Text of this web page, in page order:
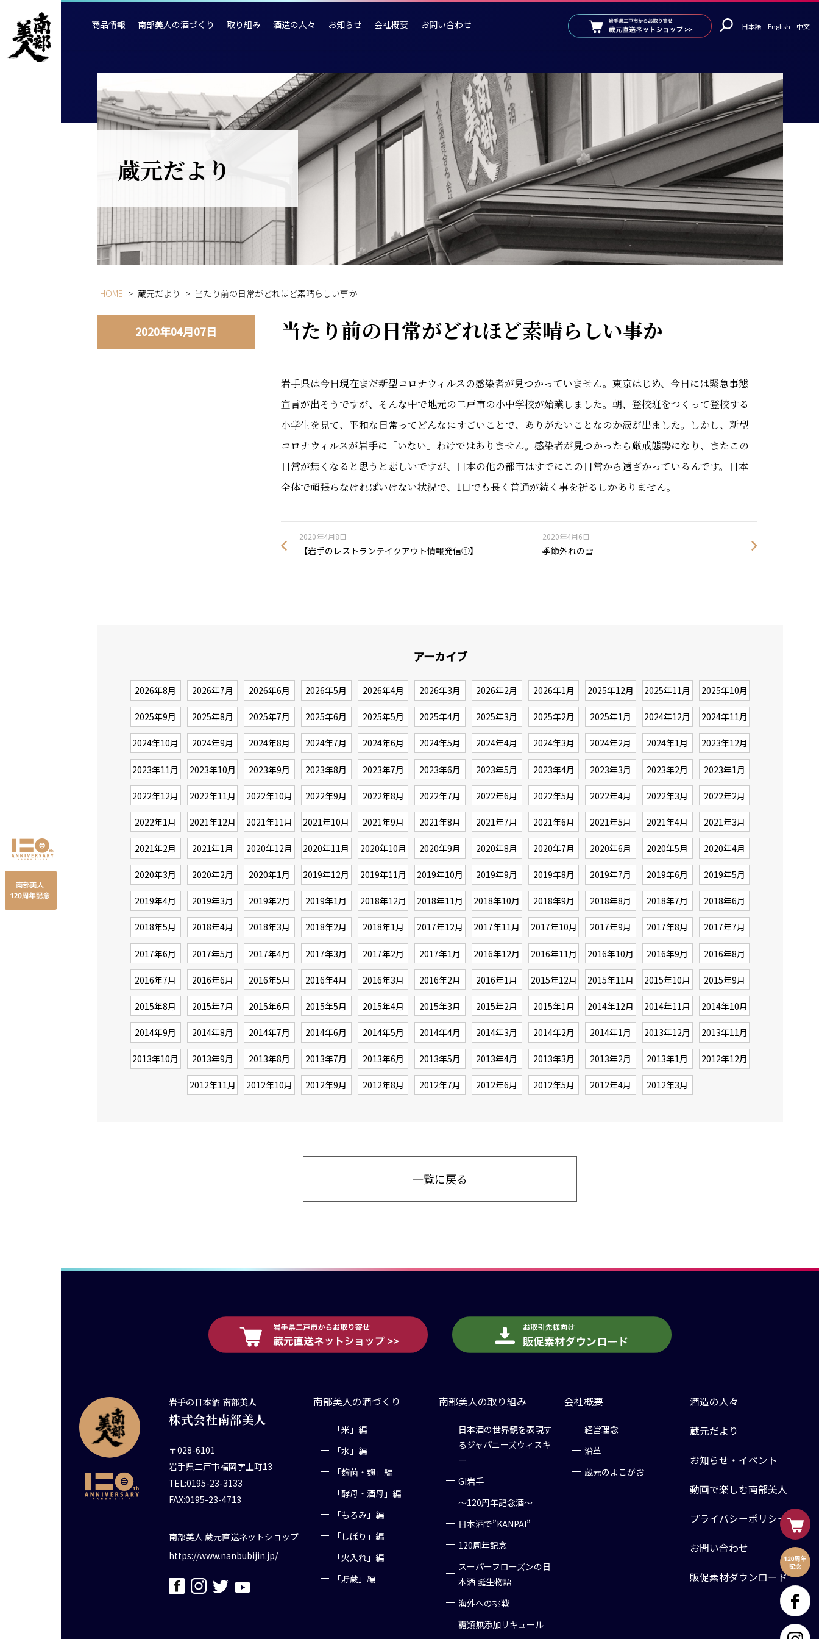
商品情報 南部美人の酒づくり 取り組み 酒造の人々 お知らせ 会社概要 お問い合わせ 日本語 English 中文
蔵元だより
HOME > 蔵元だより > 当たり前の日常がどれほど素晴らしい事か
2020年04月07日 当たり前の日常がどれほど素晴らしい事か
岩手県は今日現在まだ新型コロナウィルスの感染者が見つかっていません。東京はじめ、今日には緊急事態
宣言が出そうですが、そんな中で地元の二戸市の小中学校が始業しました。朝、登校班をつくって登校する
小学生を見て、平和な日常ってどんなにすごいことで、ありがたいことなのか涙が出ました。しかし、新型
コロナウィルスが岩手に「いない」わけではありません。感染者が見つかったら厳戒態勢になり、またこの
日常が無くなると思うと悲しいですが、日本の他の都市はすでにこの日常から遠ざかっているんです。日本
全体で頑張らなければいけない状況で、1日でも長く普通が続く事を祈るしかありません。
2020年4月8日
【岩手のレストランテイクアウト情報発信①】
2020年4月6日
季節外れの雪
アーカイブ
2026年8月 2026年7月 2026年6月 2026年5月 2026年4月 2026年3月 2026年2月 2026年1月 2025年12月 2025年11月 2025年10月
2025年9月 2025年8月 2025年7月 2025年6月 2025年5月 2025年4月 2025年3月 2025年2月 2025年1月 2024年12月 2024年11月
2024年10月 2024年9月 2024年8月 2024年7月 2024年6月 2024年5月 2024年4月 2024年3月 2024年2月 2024年1月 2023年12月
2023年11月 2023年10月 2023年9月 2023年8月 2023年7月 2023年6月 2023年5月 2023年4月 2023年3月 2023年2月 2023年1月
2022年12月 2022年11月 2022年10月 2022年9月 2022年8月 2022年7月 2022年6月 2022年5月 2022年4月 2022年3月 2022年2月
2022年1月 2021年12月 2021年11月 2021年10月 2021年9月 2021年8月 2021年7月 2021年6月 2021年5月 2021年4月 2021年3月
2021年2月 2021年1月 2020年12月 2020年11月 2020年10月 2020年9月 2020年8月 2020年7月 2020年6月 2020年5月 2020年4月
2020年3月 2020年2月 2020年1月 2019年12月 2019年11月 2019年10月 2019年9月 2019年8月 2019年7月 2019年6月 2019年5月
2019年4月 2019年3月 2019年2月 2019年1月 2018年12月 2018年11月 2018年10月 2018年9月 2018年8月 2018年7月 2018年6月
2018年5月 2018年4月 2018年3月 2018年2月 2018年1月 2017年12月 2017年11月 2017年10月 2017年9月 2017年8月 2017年7月
2017年6月 2017年5月 2017年4月 2017年3月 2017年2月 2017年1月 2016年12月 2016年11月 2016年10月 2016年9月 2016年8月
2016年7月 2016年6月 2016年5月 2016年4月 2016年3月 2016年2月 2016年1月 2015年12月 2015年11月 2015年10月 2015年9月
2015年8月 2015年7月 2015年6月 2015年5月 2015年4月 2015年3月 2015年2月 2015年1月 2014年12月 2014年11月 2014年10月
2014年9月 2014年8月 2014年7月 2014年6月 2014年5月 2014年4月 2014年3月 2014年2月 2014年1月 2013年12月 2013年11月
2013年10月 2013年9月 2013年8月 2013年7月 2013年6月 2013年5月 2013年4月 2013年3月 2013年2月 2013年1月 2012年12月
2012年11月 2012年10月 2012年9月 2012年8月 2012年7月 2012年6月 2012年5月 2012年4月 2012年3月
一覧に戻る
岩手の日本酒 南部美人
株式会社南部美人
〒028-6101
岩手県二戸市福岡字上町13
TEL:0195-23-3133
FAX:0195-23-4713
南部美人 蔵元直送ネットショップ
https://www.nanbubijin.jp/
南部美人の酒づくり
「米」編
「水」編
「麹菌・麹」編
「酵母・酒母」編
「もろみ」編
「しぼり」編
「火入れ」編
「貯蔵」編
南部美人の取り組み
日本酒の世界観を表現す
るジャパニーズウィスキ
ー
GI岩手
～120周年記念酒～
日本酒で”KANPAI”
120周年記念
スーパーフローズンの日
本酒 誕生物語
海外への挑戦
糖類無添加リキュール
会社概要
経営理念
沿革
蔵元のよこがお
酒造の人々
蔵元だより
お知らせ・イベント
動画で楽しむ南部美人
プライバシーポリシー
お問い合わせ
販促素材ダウンロード